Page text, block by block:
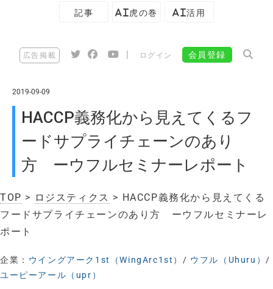
記事 AI虎の巻 AI活用
広告掲載 ログイン 会員登録
2019-09-09
HACCP義務化から見えてくるフ
ードサプライチェーンのあり
方 ーウフルセミナーレポート
TOP > ロジスティクス > HACCP義務化から見えてくる
フードサプライチェーンのあり方 ーウフルセミナーレ
ポート
企業： ウイングアーク1st（WingArc1st）/ ウフル（Uhuru）/
ユーピーアール（upr）